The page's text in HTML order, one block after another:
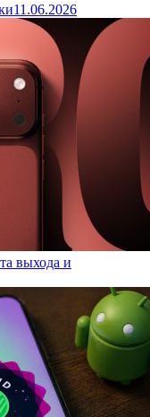
11.06.2026
выхода и